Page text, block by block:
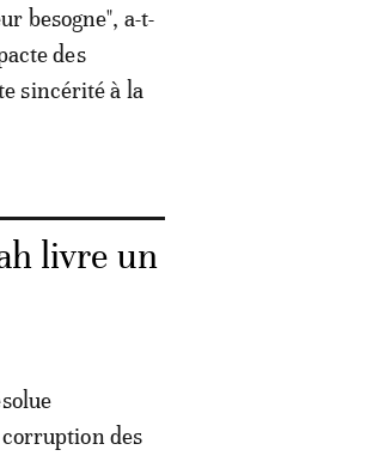
besogne", a-t-
des
sincérité à la
livre un
des